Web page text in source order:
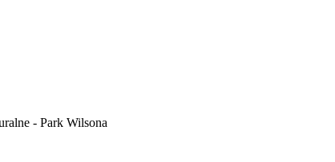
- Park Wilsona